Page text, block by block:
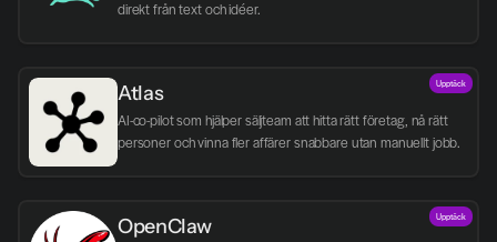
direkt från text och idéer.
Atlas
AI-co-pilot som hjälper säljteam att hitta rätt företag, nå rätt
personer och vinna fler affärer snabbare utan manuellt jobb.
Upptäck
OpenClaw Upptäck